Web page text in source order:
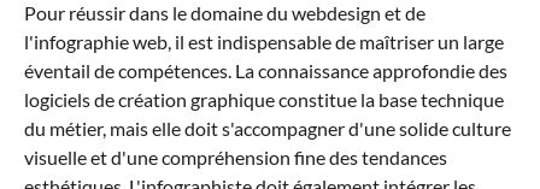
Pour réussir dans le domaine du webdesign et de
l'infographie web, il est indispensable de maîtriser un large
éventail de compétences. La connaissance approfondie des
logiciels de création graphique constitue la base technique
du métier, mais elle doit s'accompagner d'une solide culture
visuelle et d'une compréhension fine des tendances